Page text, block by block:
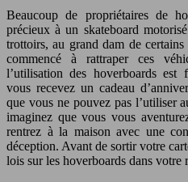
Beaucoup de propriétaires de
précieux à un skateboard
trottoirs, au grand dam de
commencé à rattraper ces
l’utilisation des hoverboards est
vous recevez un cadeau
que vous ne pouvez pas l’utiliser
imaginez que vous vous
rentrez à la maison avec une
déception. Avant de sortir votre
lois sur les hoverboards dans votre